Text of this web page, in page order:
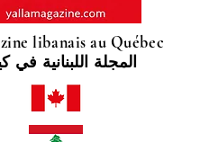
libanais au Québec
المجلة اللبنانية في